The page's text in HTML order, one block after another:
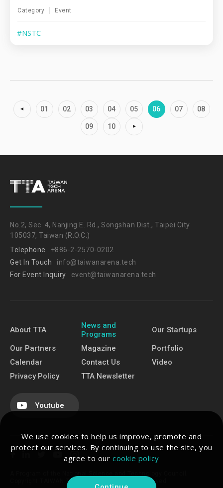
We use cookies to help us improve, promote and
protect our services. By continuing to use the site, you
agree to our cookie policy
Category Event
#NSTC
01 02 03 04 05 06 07 08
09 10
No.2, Sec. 4, Nanjing E. Rd., Songshan Dist., Taipei City
105037, Taiwan (R.O.C.)
Telephone
+886-2-2570-0202
Get In Touch
info@taiwanarena.tech
For Event Inquiry
event@taiwanarena.tech
About TTA
News and
Programs
Our Startups
Our Partners Magazine
Portfolio
Calendar
Contact Us
Video
Privacy Policy
TTA Newsletter
Youtube
Copyright TAIWAN TECH ARENA. All Rights Reserved.